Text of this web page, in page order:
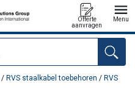
Offerte
aanvragen
Menu
/ RVS staalkabel toebehoren / RVS